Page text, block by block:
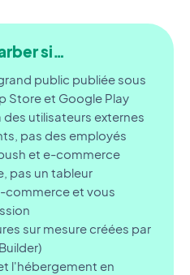
si…
public publiée sous
Store et Google Play
utilisateurs externes
pas des employés
et e-commerce
pas un tableur
commerce et vous
sur mesure créées par
l'hébergement en